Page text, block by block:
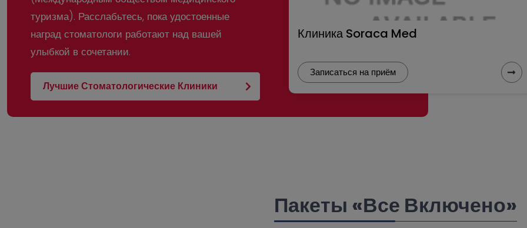
туризма). Расслабьтесь, пока удостоенные
наград стоматологи работают над вашей
улыбкой в ​​сочетании.
Лучшие Стоматологические Клиники
Клиника Soraca Med
Записаться на приём
Клиника Soraca Med
Записаться на приём
Пакеты «все Включено»